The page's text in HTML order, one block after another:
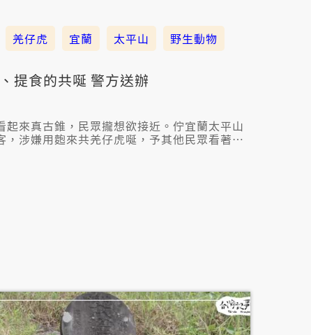
羌仔虎 宜蘭 太平山 野生動物
提食的共唌 警方送辦
來真古錐，民眾攏想欲接近。佇宜蘭太平山
，涉嫌用麭來共羌仔虎唌，予其他民眾看著當
罰金。